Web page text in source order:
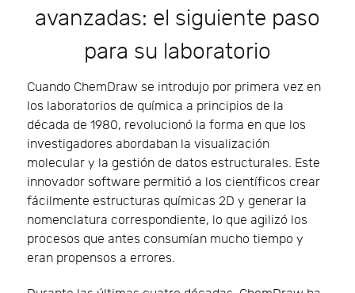
avanzadas: el siguiente paso
para su laboratorio
Cuando ChemDraw se introdujo por primera vez en
los laboratorios de química a principios de la
década de 1980, revolucionó la forma en que los
investigadores abordaban la visualización
molecular y la gestión de datos estructurales. Este
innovador software permitió a los científicos crear
fácilmente estructuras químicas 2D y generar la
nomenclatura correspondiente, lo que agilizó los
procesos que antes consumían mucho tiempo y
eran propensos a errores.